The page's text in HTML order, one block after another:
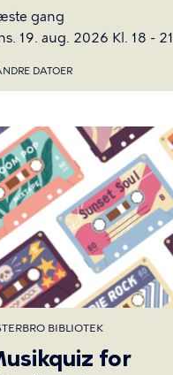
gang
19. aug. 2026 Kl. 18 - 21
DATOER
BIBLIOTEK
for